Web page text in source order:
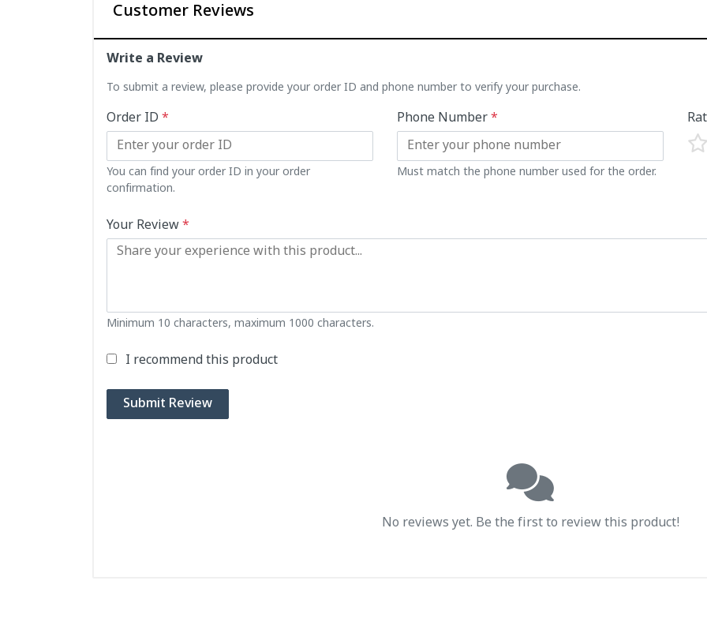
Customer Reviews
Write a Review
To submit a review, please provide your order ID and phone number to verify your purchase.
Order ID *
You can find your order ID in your order
confirmation.
Phone Number*
Must match the phone number used for the order.
Your Review*
Minimum 10 characters, maximum 1000 characters.
I recommend this product
Submit Review
No reviews yet. Be the first to review this product!